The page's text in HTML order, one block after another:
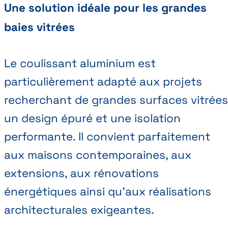
Une solution idéale pour les grandes
baies vitrées
Le coulissant aluminium est
particulièrement adapté aux projets
recherchant de grandes surfaces
un design épuré et une isolation
performante. Il convient parfaitement
aux maisons contemporaines, aux
extensions, aux rénovations
énergétiques ainsi qu’aux réalisations
architecturales exigeantes.